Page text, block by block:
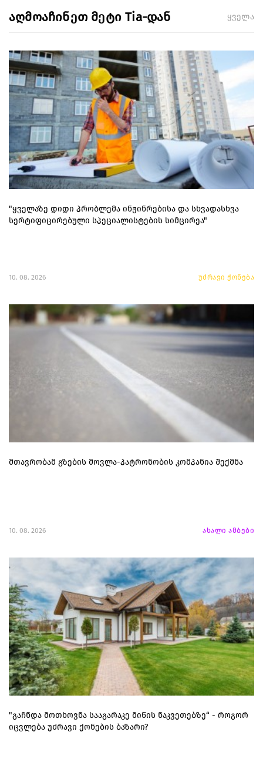
აღმოაჩინეთ მეტი Tia-დან ყველა
"ყველაზე დიდი პრობლემა ინჟინრებისა და სხვადასხვა
სერტიფიცირებული სპეციალისტების სიმცირეა"
10. 08. 2026 უძრავი ქონება
მთავრობამ გზების მოვლა-პატრონობის კომპანია შექმნა
10. 08. 2026 ახალი ამბები
"გაჩნდა მოთხოვნა სააგარაკე მიწის ნაკვეთებზე“ - როგორ
იცვლება უძრავი ქონების ბაზარი?